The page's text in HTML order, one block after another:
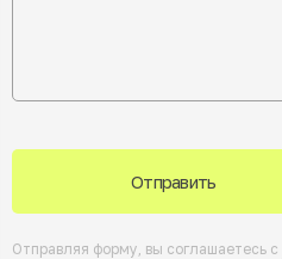
Отправить
Отправляя форму, вы соглашаетесь с